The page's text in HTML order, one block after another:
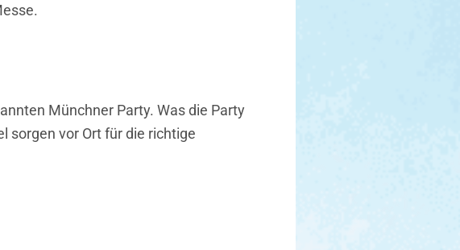
Münchner Party. Was die Party
sorgen vor Ort für die richtige